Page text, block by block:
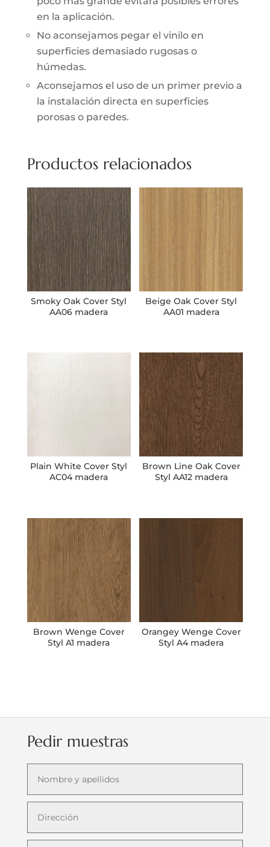
en la aplicación.
No aconsejamos pegar el vinilo en
superficies demasiado rugosas o
húmedas.
Aconsejamos el uso de un primer previo a
la instalación directa en superficies
porosas o paredes.
Productos relacionados
Smoky Oak Cover Styl
AA06 madera
Beige Oak Cover Styl
AA01 madera
Plain White Cover Styl
AC04 madera
Brown Line Oak Cover
Styl AA12 madera
Brown Wenge Cover
Styl A1 madera
Orangey Wenge Cover
Styl A4 madera
Pedir muestras